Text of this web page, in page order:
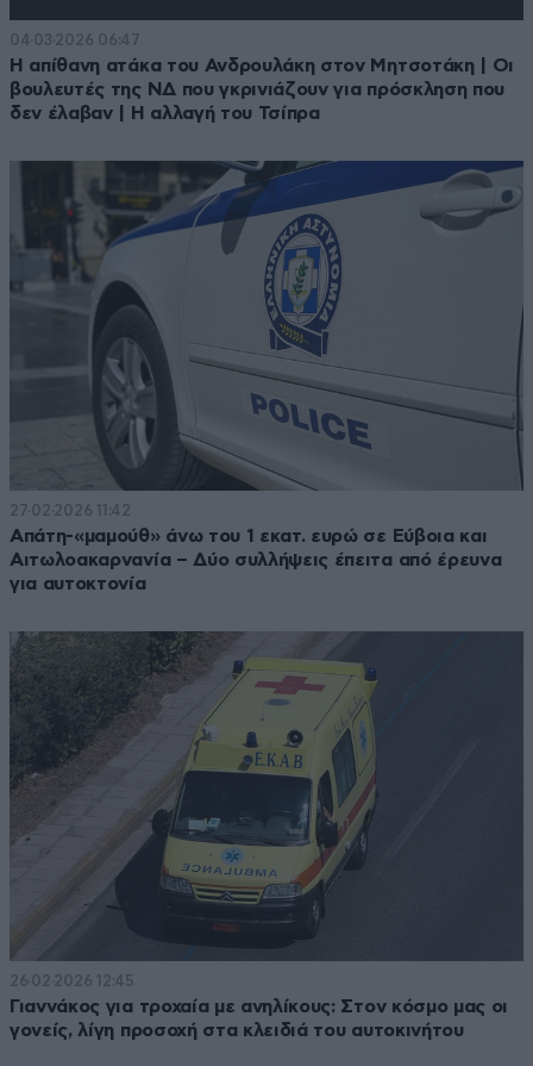
04·03·2026 06:47
Η απίθανη ατάκα του Ανδρουλάκη στον Μητσοτάκη | Οι
βουλευτές της ΝΔ που γκρινιάζουν για πρόσκληση που
δεν έλαβαν | Η αλλαγή του Τσίπρα
27·02·2026 11:42
Απάτη-«μαμούθ» άνω του 1 εκατ. ευρώ σε Εύβοια και
Αιτωλοακαρνανία – Δύο συλλήψεις έπειτα από έρευνα
για αυτοκτονία
26·02·2026 12:45
Γιαννάκος για τροχαία με ανηλίκους: Στον κόσμο μας οι
γονείς, λίγη προσοχή στα κλειδιά του αυτοκινήτου